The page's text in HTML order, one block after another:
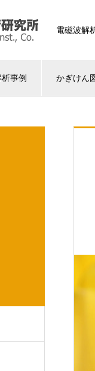
電磁波解
事例 かぎけん